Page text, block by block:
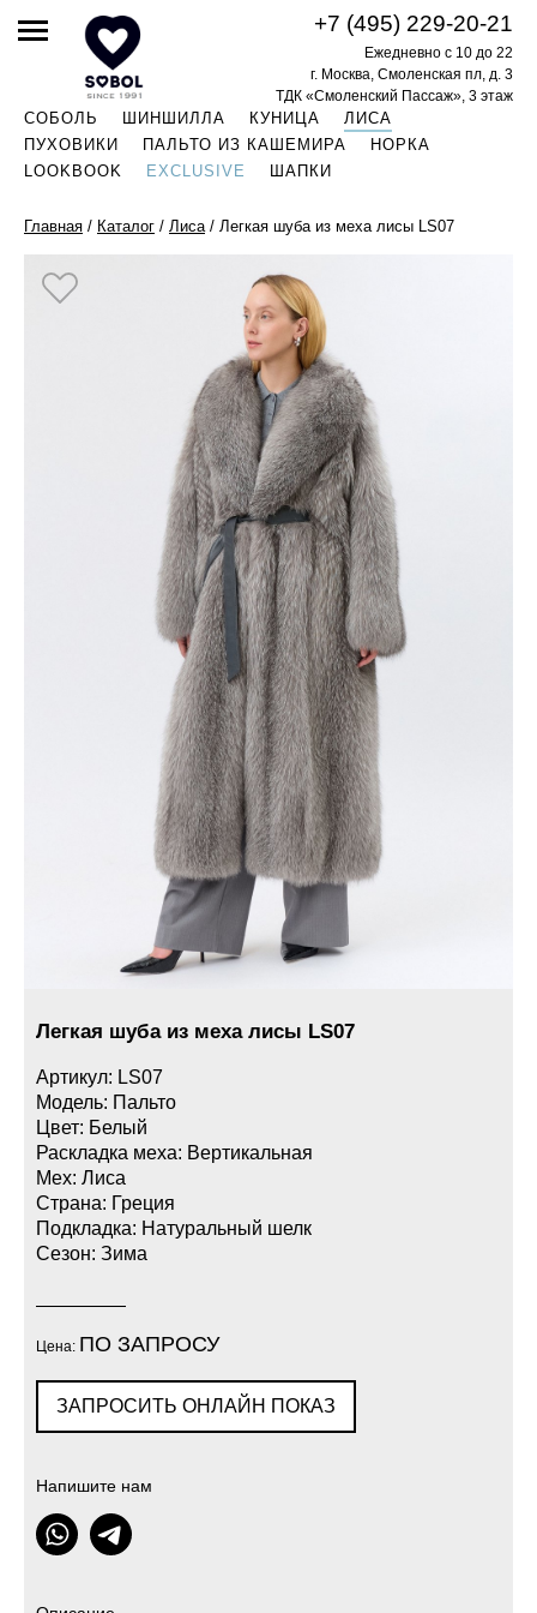
СОБОЛЬ ШИНШИЛЛА КУНИЦА
ЛИСА
ПУХОВИКИ
ПАЛЬТО ИЗ КАШЕМИРА
НОРКА
LOOKBOOK
EXCLUSIVE ШАПКИ
+7 (495) 229-20-21
Ежедневно с 10 до 22
г. Москва, Смоленская пл, д. 3
ТДК «Смоленский Пассаж», 3 этаж
Главная / Каталог / Лиса / Легкая шуба из меха лисы LS07
Легкая шуба из меха лисы LS07
Артикул: LS07
Модель: Пальто
Цвет: Белый
Раскладка меха: Вертикальная
Мех: Лиса
Страна: Греция
Подкладка: Натуральный шелк
Сезон: Зима
Цена: ПО ЗАПРОСУ
ЗАПРОСИТЬ ОНЛАЙН ПОКАЗ
Напишите нам